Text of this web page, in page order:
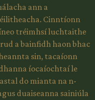
ann a
Cinntíonn
tréimhsí luchtaithe
a bainfidh haon bhac
sin, tacaíonn
íocaíochtaí le
do mianta na n-
duaiseanna sainiúla